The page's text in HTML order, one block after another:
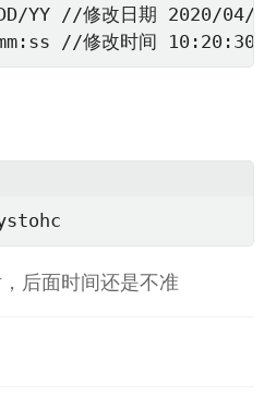
YY //修改日期 2020/04/04
//修改时间 10:20:30
后面时间还是不准